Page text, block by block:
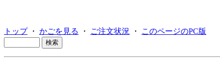
トップ・ かごを見る ・ ご注文状況 ・ このページのPC版